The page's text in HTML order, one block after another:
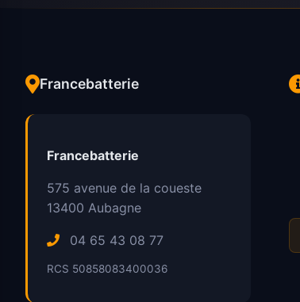
Francebatterie
Francebatterie
575 avenue de la coueste
13400 Aubagne
04 65 43 08 77
RCS 50858083400036